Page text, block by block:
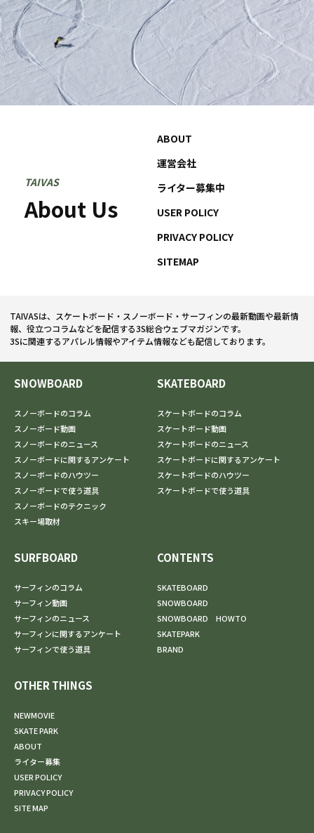
TAIVAS
About Us
ABOUT
運営会社
ライター募集中
USER POLICY
PRIVACY POLICY
SITEMAP
TAIVASは、スケートボード・スノーボード・サーフィンの最新動画や最新情
報、役立つコラムなどを配信する3S総合ウェブマガジンです。
3Sに関連するアパレル情報やアイテム情報なども配信しております。
SNOWBOARD
スノーボードのコラム
スノーボード動画
スノーボードのニュース
スノーボードに関するアンケート
スノーボードのハウツー
スノーボードで使う道具
スノーボードのテクニック
スキー場取材
SKATEBOARD
スケートボードのコラム
スケートボード動画
スケートボードのニュース
スケートボードに関するアンケート
スケートボードのハウツー
スケートボードで使う道具
SURFBOARD
サーフィンのコラム
サーフィン動画
サーフィンのニュース
サーフィンに関するアンケート
サーフィンで使う道具
CONTENTS
SKATEBOARD
SNOWBOARD
SNOWBOARD HOWTO
SKATEPARK
BRAND
OTHER THINGS
NEWMOVIE
SKATE PARK
ABOUT
ライター募集
USER POLICY
PRIVACY POLICY
SITE MAP